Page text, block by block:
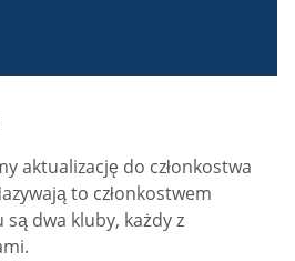
aktualizację do członkostwa
to członkostwem
dwa kluby, każdy z